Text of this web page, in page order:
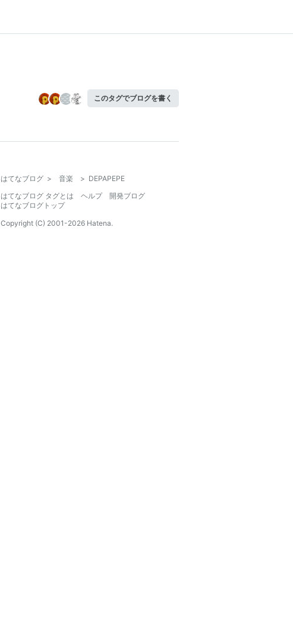
このタグでブログを書く
はてなブログ > 音楽 > DEPAPEPE
はてなブログ タグとは
ヘルプ
開発ブログ
はてなブログトップ
Copyright (C) 2001-2026 Hatena.